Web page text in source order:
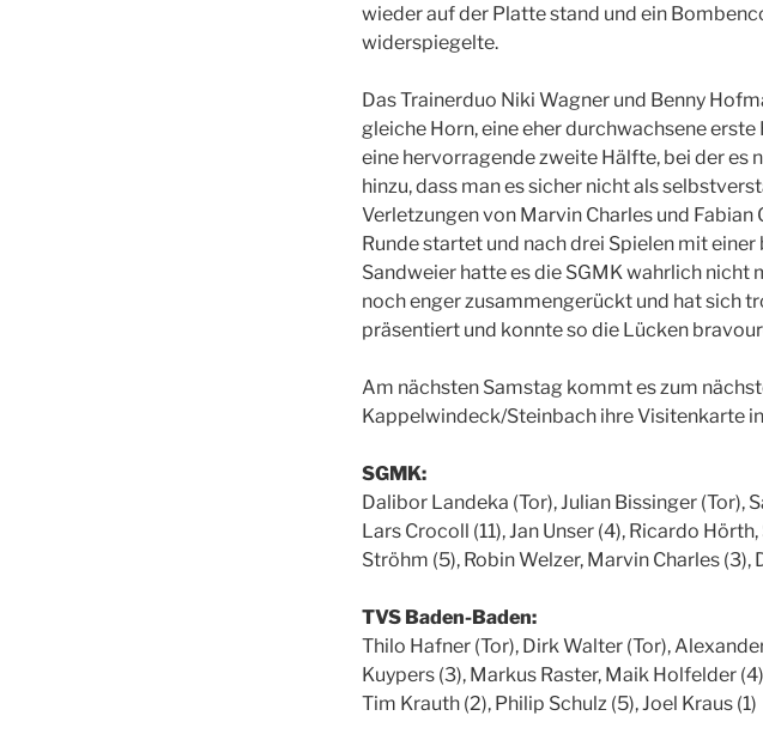
wieder auf der Platte stand und ein
widerspiegelte.
Das Trainerduo Niki Wagner und Benny
gleiche Horn, eine eher durchwachsene
eine hervorragende zweite Hälfte, bei der es
hinzu, dass man es sicher nicht als
Verletzungen von Marvin Charles und
Runde startet und nach drei Spielen mit
Sandweier hatte es die SGMK wahrlich
noch enger zusammengerückt und hat sich
präsentiert und konnte so die Lücken
Am nächsten Samstag kommt es zum
Kappelwindeck/Steinbach ihre Visitenkarte
SGMK:
Dalibor Landeka (Tor), Julian Bissinger (Tor),
Lars Crocoll (11), Jan Unser (4), Ricardo
Ströhm (5), Robin Welzer, Marvin
TVS Baden-Baden:
Thilo Hafner (Tor), Dirk Walter (Tor),
Kuypers (3), Markus Raster, Maik Holfelder
Tim Krauth (2), Philip Schulz (5), Joel Kraus (1)